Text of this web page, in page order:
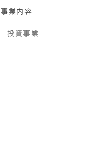
事業内容
投資事業